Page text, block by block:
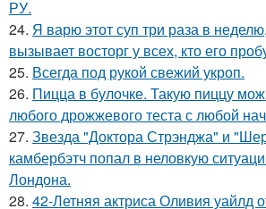
РУ.
24. Я варю этот суп три раза в
вызывает восторг у всех, кто его
25. Всегда под рукой свежий укроп.
26. Пицца в булочке. Такую пиццу
любого дрожжевого теста с любой
27. Звезда "Доктора Стрэнджа" и
камбербэтч попал в неловкую
Лондона.
28. 42-Летняя актриса Оливия уайлд